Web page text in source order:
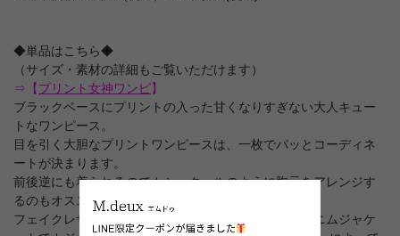
◆単品はこちら◆
（サイズ・素材の詳細もご覧いただけます）
⇒【 プリント女神ワンピ 】
ブラックベースにプリントの入った甘くなりすぎない大人キュー
トなワンピース。
目を引く大胆なプリントワンピースは、一枚でパッとコーディネ
ートが決まります。
前後逆にも着られるのでカシュクールのように胸元をアレンジす
るのもオススメ。
フェイクレザージャケットを羽織ってカッコよく、デニムジャケ